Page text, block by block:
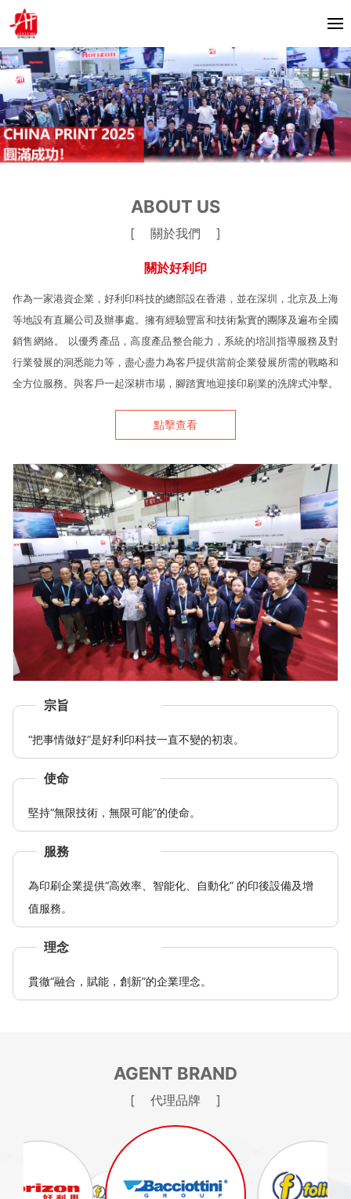
首頁
關於我們
產品中心
Bacciottini
Foliant
Zechini
解決方案
新聞資訊
公司動態
行業資訊
代理商信息
ABOUT US
[ 關於我們 ]
關於好利印
作為一家港資企業，好利印科技的總部設在香港，並在深圳，北京及上海
等地設有直屬公司及辦事處。擁有經驗豐富和技術紮實的團隊及遍布全國
銷售網絡。 以優秀產品，高度產品整合能力，系統的培訓指導服務及對
行業發展的洞悉能力等，盡心盡力為客戶提供當前企業發展所需的戰略和
全方位服務。與客戶一起深耕市場，腳踏實地迎接印刷業的洗牌式沖擊。
點擊查看
宗旨
“把事情做好”是好利印科技一直不變的初衷。
使命
堅持“無限技術，無限可能”的使命。
服務
為印刷企業提供“高效率、智能化、自動化” 的印後設備及增
值服務。
理念
貫徹“融合，賦能，創新”的企業理念。
AGENT BRAND
[ 代理品牌 ]